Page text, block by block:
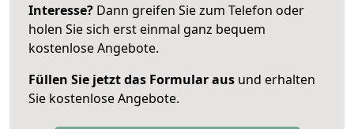
Interesse? Dann greifen Sie zum Telefon oder
holen Sie sich erst einmal ganz bequem
kostenlose Angebote.
Füllen Sie jetzt das Formular aus und erhalten
Sie kostenlose Angebote.